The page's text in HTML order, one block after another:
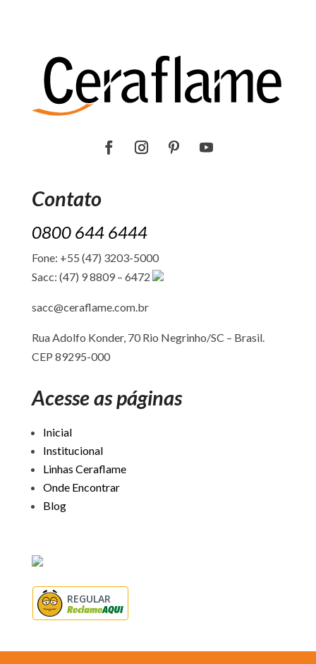
Contato
0800 644 6444
Fone: +55 (47) 3203-5000
Sacc: (47) 9 8809 – 6472
sacc@ceraflame.com.br
Rua Adolfo Konder, 70 Rio Negrinho/SC – Brasil.
CEP 89295-000
Acesse as páginas
Inicial
Institucional
Linhas Ceraflame
Onde Encontrar
Blog
REGULAR